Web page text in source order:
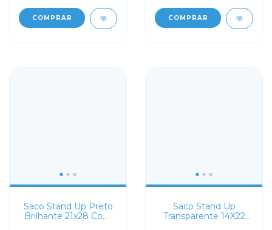
COMPRAR COMPRAR
Saco Stand Up Preto
Brilhante 21x28 Com
Saco Stand Up
Transparente 14X22